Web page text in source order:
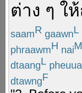
ต่าง ๆ ให้
saamR gaawnL
phraawmH naiM
dtaangL
dtawngF